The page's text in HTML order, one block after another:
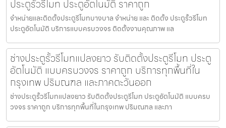
ประตูรั้วรีโมท ประตูอัตโนมัติ ราคาถูก
จำหน่ายและติดตั้งประตูรีโมทบางบาล จำหน่าย และ ติดตั้ง ประตูรั้วรีโมท
ประตูอัตโนมัติ บริการแบบครบวงจร ติดตั้งงานคุณภาพ แล
ช่างประตูรั้วรีโมทแปลงยาว รับติดตั้งประตูรีโมท ประตู
อัตโนมัติ แบบครบวงจร ราคาถูก บริการทุกพื้นที่ใน
กรุงเทพ ปริมณฑล และภาคตะวันออก
ช่างประตูรั้วรีโมทแปลงยาว รับติดตั้งประตูรีโมท ประตูอัตโนมัติ แบบครบ
วงจร ราคาถูก บริการทุกพื้นที่ในกรุงเทพ ปริมณฑล และภา